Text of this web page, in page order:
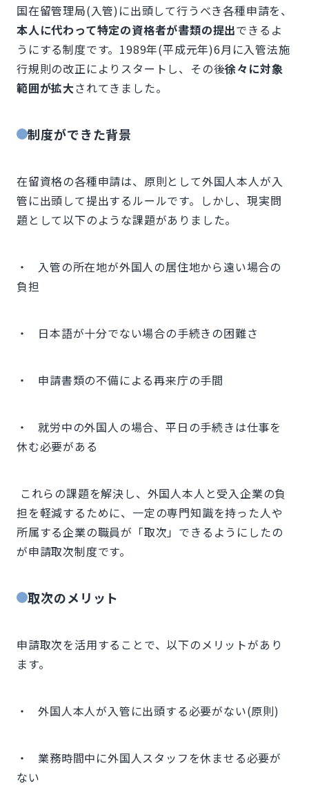
国在留管理局(入管)に出頭して行うべき各種申請を、
本人に代わって特定の資格者が書類の提出できるよ
うにする制度です。1989年(平成元年)6月に入管法施
行規則の改正によりスタートし、その後徐々に対象
範囲が拡大されてきました。
制度ができた背景
在留資格の各種申請は、原則として外国人本人が入
管に出頭して提出するルールです。しかし、現実問
題として以下のような課題がありました。
・ 入管の所在地が外国人の居住地から遠い場合の
負担
・ 日本語が十分でない場合の手続きの困難さ
・ 申請書類の不備による再来庁の手間
・ 就労中の外国人の場合、平日の手続きは仕事を
休む必要がある
これらの課題を解決し、外国人本人と受入企業の負
担を軽減するために、一定の専門知識を持った人や
所属する企業の職員が「取次」できるようにしたの
が申請取次制度です。
取次のメリット
申請取次を活用することで、以下のメリットがあり
ます。
・ 外国人本人が入管に出頭する必要がない(原則)
・ 業務時間中に外国人スタッフを休ませる必要が
ない